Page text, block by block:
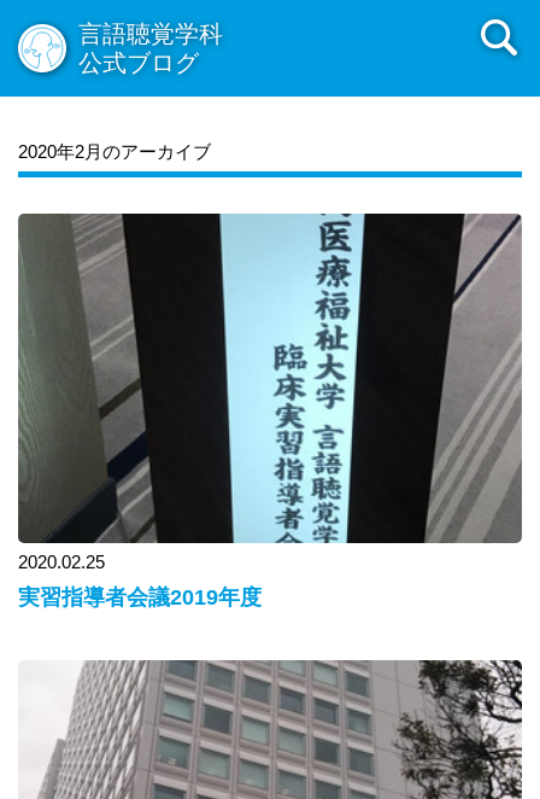
言語聴覚学科
公式ブログ
2020年2月のアーカイブ
2020.02.25
実習指導者会議2019年度